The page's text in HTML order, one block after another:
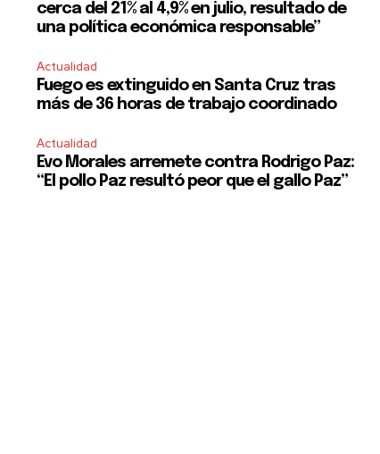
cerca del 21% al 4,9% en julio, resultado de
una política económica responsable”
Actualidad
Fuego es extinguido en Santa Cruz tras
más de 36 horas de trabajo coordinado
Actualidad
Evo Morales arremete contra Rodrigo Paz:
“El pollo Paz resultó peor que el gallo Paz”